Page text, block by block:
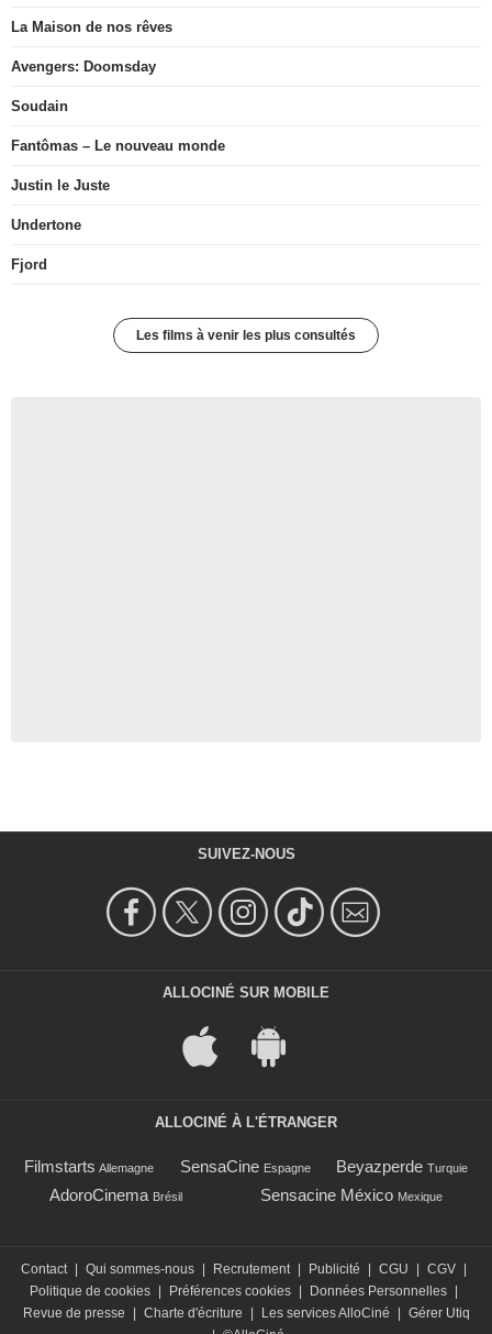
La Maison de nos rêves
Avengers: Doomsday
Soudain
Fantômas – Le nouveau monde
Justin le Juste
Undertone
Fjord
Les films à venir les plus consultés
SUIVEZ-NOUS
ALLOCINÉ SUR MOBILE
ALLOCINÉ À L'ÉTRANGER
Filmstarts Allemagne SensaCine Espagne Beyazperde Turquie
AdoroCinema Brésil Sensacine México Mexique
Contact Qui sommes-nous Recrutement Publicité CGU CGV
Politique de cookies
Préférences cookies Données Personnelles
Revue de presse
Charte d'écriture Les services AlloCiné
Gérer Utiq